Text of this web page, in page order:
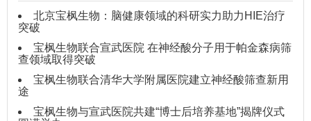
北京宝枫生物：脑健康领域的科研实力助力HIE治疗
突破
宝枫生物联合宣武医院 在神经酸分子用于帕金森病筛
查领域取得突破
宝枫生物联合清华大学附属医院建立神经酸筛查新用
途
宝枫生物与宣武医院共建“博士后培养基地”揭牌仪式